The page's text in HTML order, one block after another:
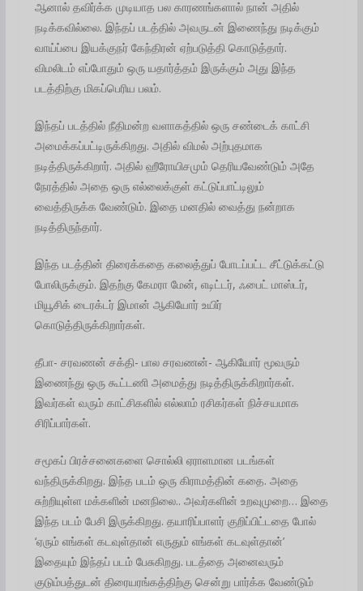
ஆனால் தவிர்க்க முடியாத பல காரணங்களால் நான் அதில்
நடிக்கவில்லை. இந்தப் படத்தில் அவருடன் இணைந்து நடிக்கும்
வாய்ப்பை இயக்குநர் கேந்திரன் ஏற்படுத்தி கொடுத்தார்.
விமலிடம் எப்போதும் ஒரு யதார்த்தம் இருக்கும் அது இந்த
படத்திற்கு மிகப்பெரிய பலம்.
இந்தப் படத்தில் நீதிமன்ற வளாகத்தில் ஒரு சண்டைக் காட்சி
அமைக்கப்பட்டிருக்கிறது. அதில் விமல் அற்புதமாக
நடித்திருக்கிறார். அதில் ஹீரோயிசமும் தெரியவேண்டும் அதே
நேரத்தில் அதை ஒரு எல்லைக்குள் கட்டுப்பாட்டிலும்
வைத்திருக்க வேண்டும். இதை மனதில் வைத்து நன்றாக
நடித்திருந்தார்.
இந்த படத்தின் திரைக்கதை கலைத்துப் போடப்பட்ட சீட்டுக்கட்டு
போலிருக்கும்.‌ இதற்கு கேமரா மேன், எடிட்டர், ஃபைட் மாஸ்டர்,
மியூசிக் டைரக்டர் இமான் ஆகியோர் உயிர்
கொடுத்திருக்கிறார்கள்.
தீபா- சரவணன் சக்தி- பால சரவணன்- ஆகியோர் மூவரும்
இணைந்து ஒரு கூட்டணி அமைத்து நடித்திருக்கிறார்கள்.
இவர்கள் வரும் காட்சிகளில் எல்லாம் ரசிகர்கள் நிச்சயமாக
சிரிப்பார்கள்.
சமூகப் பிரச்சனைகளை சொல்லி ஏராளமான படங்கள்
வந்திருக்கிறது. இந்த படம் ஒரு கிராமத்தின் கதை. அதை
சுற்றியுள்ள மக்களின் மனநிலை.. அவர்களின் உறவுமுறை… இதை
இந்த படம் பேசி இருக்கிறது. தயாரிப்பாளர் குறிப்பிட்டதை போல்
‘ஏரும் எங்கள் கடவுள்தான் எருதும் எங்கள் கடவுள்தான்’
இதையும் இந்தப் படம் பேசுகிறது. படத்தை அனைவரும்
குடும்பத்துடன் திரையரங்கத்திற்கு சென்று பார்க்க வேண்டும்